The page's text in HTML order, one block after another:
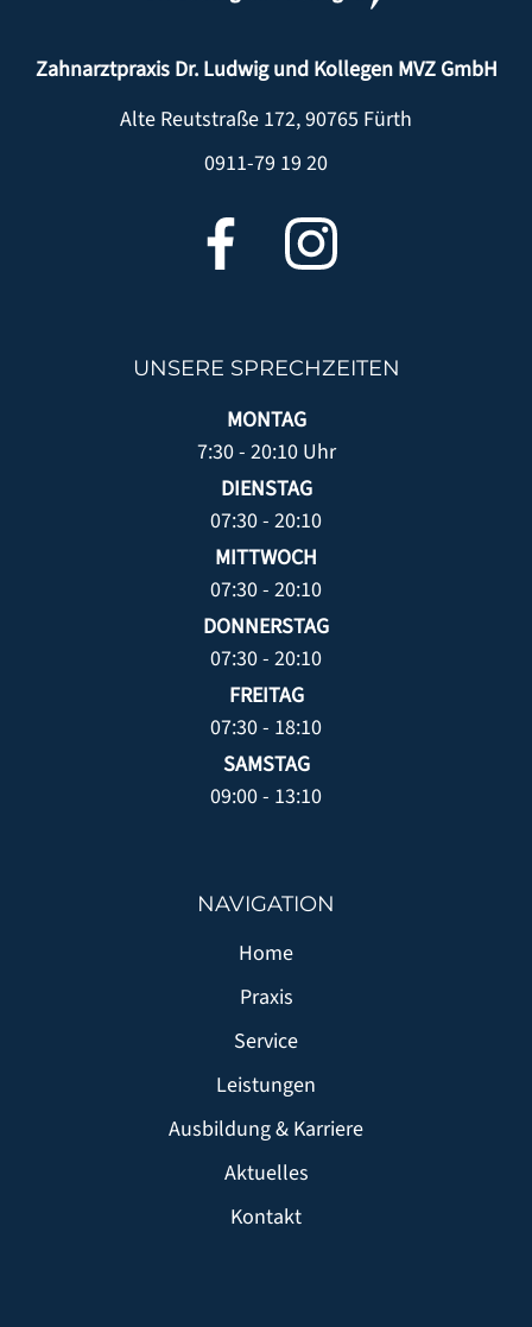
FUNKTIONSDIAGNOSTIK
KIEFERORTHOPÄDIE FÜR ERWACHSENE
AUSBILDUNG & KARRIERE
AKTUELLES
Zahnarztpraxis Dr. Ludwig und Kollegen MVZ GmbH
Alte Reutstraße 172,90765 Fürth
0911-79 19 20
UNSERE SPRECHZEITEN
MONTAG
7:30 - 20:10 Uhr
DIENSTAG
07:30 - 20:10
MITTWOCH
07:30 - 20:10
DONNERSTAG
07:30 - 20:10
FREITAG
07:30 - 18:10
SAMSTAG
09:00 - 13:10
NAVIGATION
Home
Praxis
Service
Leistungen
Ausbildung & Karriere
Aktuelles
Kontakt